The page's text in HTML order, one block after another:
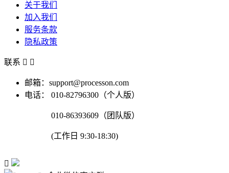
关于我们
加入我们
服务条款
隐私政策
联系  
邮箱：support@processon.com
电话：
010-82796300（个人版）
010-86393609（团队版）
(工作日 9:30-18:30)
